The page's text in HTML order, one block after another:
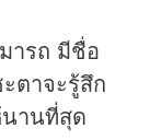
ารถ มีชื่อ
ตาจะรู้สึก
านที่สุด